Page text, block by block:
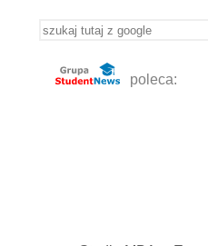
poleca: